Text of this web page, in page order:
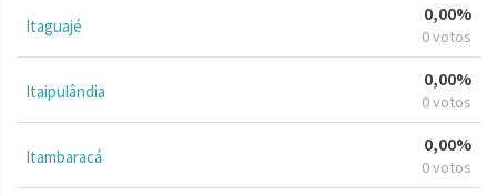
Itaguajé
0,00%
0 votos
Itaipulândia
0,00%
0 votos
Itambaracá
0,00%
0 votos